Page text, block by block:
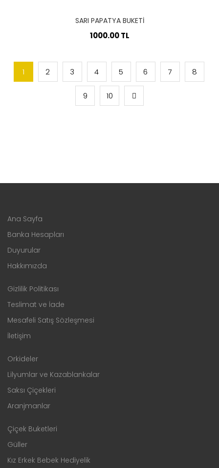
SARI PAPATYA BUKETI
1000.00 TL
1 2 3 4 5 6 7 8
9 10
Ana Sayfa
Banka Hesapları
Duyurular
Hakkımızda
Gizlilik Politikası
Teslimat ve İade
Mesafeli Satış Sözleşmesi
İletişim
Orkideler
Lilyumlar ve Kazablankalar
Saksı Çiçekleri
Aranjmanlar
Çiçek Buketleri
Güller
Kız Erkek Bebek Hediyelik